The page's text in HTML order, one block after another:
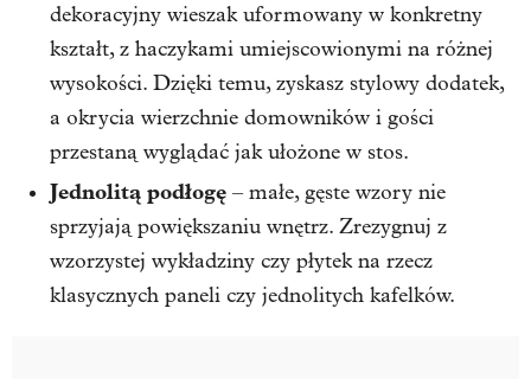
dekoracyjny wieszak uformowany w konkretny
kształt, z haczykami umiejscowionymi na różnej
wysokości. Dzięki temu, zyskasz stylowy dodatek,
a okrycia wierzchnie domowników i gości
przestaną wyglądać jak ułożone w stos.
Jednolitą podłogę – małe, gęste wzory nie
sprzyjają powiększaniu wnętrz. Zrezygnuj z
wzorzystej wykładziny czy płytek na rzecz
klasycznych paneli czy jednolitych kafelków.